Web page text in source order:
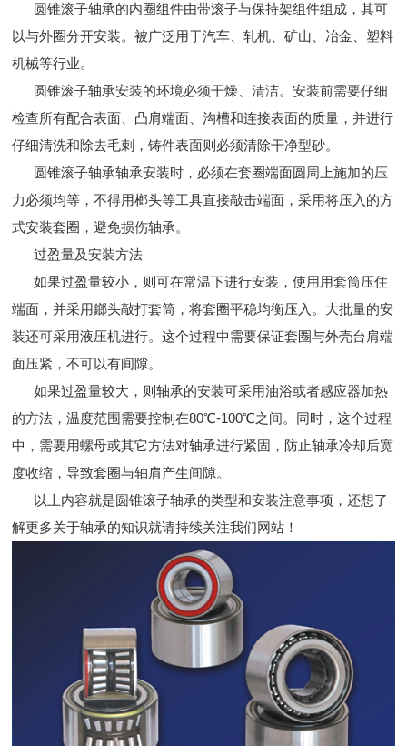
圆锥滚子轴承的内圈组件由带滚子与保持架组件组成，其可
以与外圈分开安装。被广泛用于汽车、轧机、矿山、冶金、塑料
机械等行业。
圆锥滚子轴承安装的环境必须干燥、清洁。安装前需要仔细
检查所有配合表面、凸肩端面、沟槽和连接表面的质量，并进行
仔细清洗和除去毛刺，铸件表面则必须清除干净型砂。
圆锥滚子轴承轴承安装时，必须在套圈端面圆周上施加的压
力必须均等，不得用榔头等工具直接敲击端面，采用将压入的方
式安装套圈，避免损伤轴承。
过盈量及安装方法
如果过盈量较小，则可在常温下进行安装，使用用套筒压住
端面，并采用鎯头敲打套筒，将套圈平稳均衡压入。大批量的安
装还可采用液压机进行。这个过程中需要保证套圈与外壳台肩端
面压紧，不可以有间隙。
如果过盈量较大，则轴承的安装可采用油浴或者感应器加热
的方法，温度范围需要控制在80℃-100℃之间。同时，这个过程
中，需要用螺母或其它方法对轴承进行紧固，防止轴承冷却后宽
度收缩，导致套圈与轴肩产生间隙。
以上内容就是圆锥滚子轴承的类型和安装注意事项，还想了
解更多关于轴承的知识就请持续关注我们网站！